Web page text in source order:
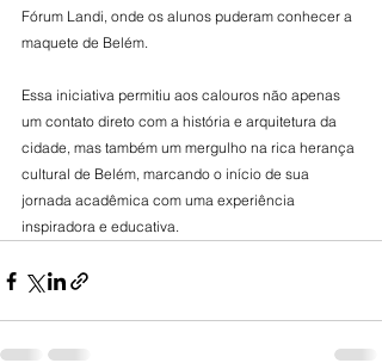
Fórum Landi, onde os alunos puderam conhecer a
maquete de Belém.
Essa iniciativa permitiu aos calouros não apenas
um contato direto com a história e arquitetura da
cidade, mas também um mergulho na rica herança
cultural de Belém, marcando o início de sua
jornada acadêmica com uma experiência
inspiradora e educativa.